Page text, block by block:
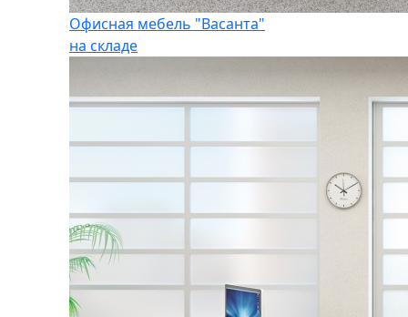
Офисная мебель "Васанта"
на складе